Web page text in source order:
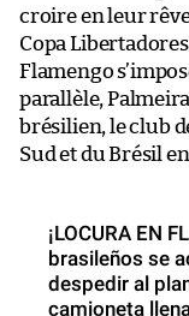
croire en leur
Copa Libertadores
Flamengo
parallèle,
brésilien, le club
Sud et du Brésil
¡LOCURA EN
brasileños se
despedir al
camioneta